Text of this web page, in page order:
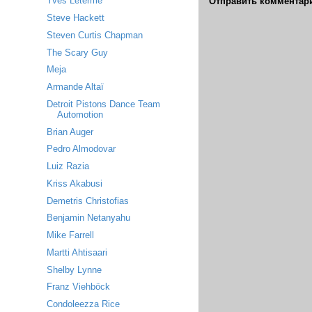
Steve Hackett
Steven Curtis Chapman
The Scary Guy
Meja
Armande Altaï
Detroit Pistons Dance Team
Automotion
Brian Auger
Pedro Almodovar
Luiz Razia
Kriss Akabusi
Demetris Christofias
Benjamin Netanyahu
Mike Farrell
Martti Ahtisaari
Shelby Lynne
Franz Viehböck
Condoleezza Rice